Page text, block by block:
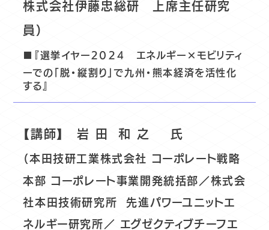
株式会社伊藤忠総研 上席主任研究
員）
■『選挙イヤー２０２４ エネルギー×モビリティ
ーでの「脱・縦割り」で九州・熊本経済を活性化
する』
【講師】 岩 田 和 之 氏
（本田技研工業株式会社 コーポレート戦略
本部 コーポレート事業開発統括部／株式会
社本田技術研究所 先進パワーユニットエ
ネルギー研究所／ エグゼクティブチーフエ